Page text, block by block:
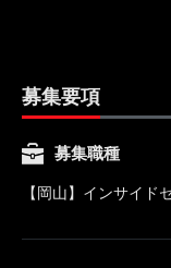
募集要項
募集職種
【岡山】インサイド